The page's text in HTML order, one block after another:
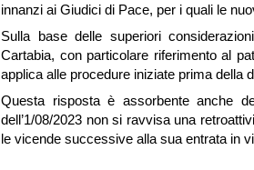
innanzi ai Giudici di Pace, per i quali le
Sulla base delle superiori
Cartabia, con particolare riferimento al
applica alle procedure iniziate prima della
Questa risposta è assorbente anche
dell’1/08/2023 non si ravvisa una
le vicende successive alla sua entrata in